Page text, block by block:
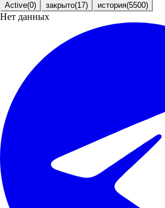
Active(0) закрыто(17) история(5500)
Нет данных